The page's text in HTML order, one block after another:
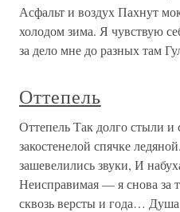
Асфальт и воздух Пахнут
холодом зима. Я чувствую
за дело мне до разных там
Оттепель
Оттепель Так долго стыли и
закостенелой спячке
зашевелились звуки, И
Неисправимая — я снова
сквозь версты и года…